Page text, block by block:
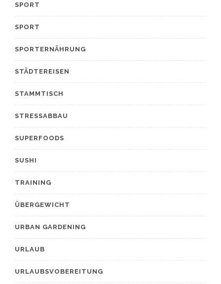
SPORT
SPORT
SPORTERNÄHRUNG
STÄDTEREISEN
STAMMTISCH
STRESSABBAU
SUPERFOODS
SUSHI
TRAINING
ÜBERGEWICHT
URBAN GARDENING
URLAUB
URLAUBSVOBEREITUNG